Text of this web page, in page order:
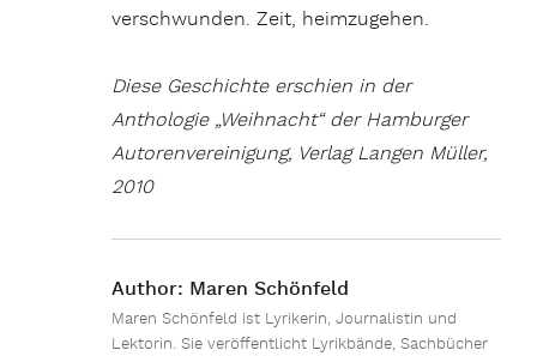
verschwunden. Zeit, heimzugehen.
Diese Geschichte erschien in der
Anthologie „Weihnacht“ der Hamburger
Autorenvereinigung, Verlag Langen Müller,
2010
Author: Maren Schönfeld
Maren Schönfeld ist Lyrikerin, Journalistin und
Lektorin. Sie veröffentlicht Lyrikbände, Sachbücher